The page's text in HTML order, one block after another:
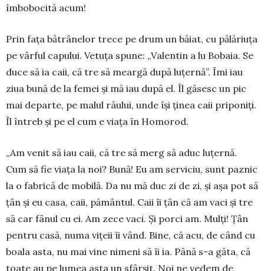
îmbobocită acum!
Prin fața bătrânelor trece pe drum un băiat, cu pălăriuța
pe vârful capului. Ve­tuța spune: „Valentin a lu Bobaia. Se
duce să ia caii, că tre să meargă după luțernă”. Îmi iau
ziua bună de la femei și mă iau după el. Îl găsesc un pic
mai departe, pe malul râu­lui, unde își ținea caii priponiți.
Îl întreb și pe el cum e viața în Homorod.
„Am venit să iau caii, că tre să merg să aduc luțernă.
Cum să fie viața la noi? Bună! Eu am serviciu, sunt paznic
la o fabrică de mobilă. Da nu mă duc zi de zi, și așa pot să
țân și eu casa, caii, pă­mântul. Caii îi țân că am vaci și tre
să car fânul cu ei. Am zece vaci. Și porci am. Mulți! Țân
pentru casă, numa vițeii îi vând. Bine, că acu, de când cu
boala asta, nu mai vine nimeni să îi ia. Până s-a găta, că
toate au pe lumea asta un sfârșit. Noi ne vedem de